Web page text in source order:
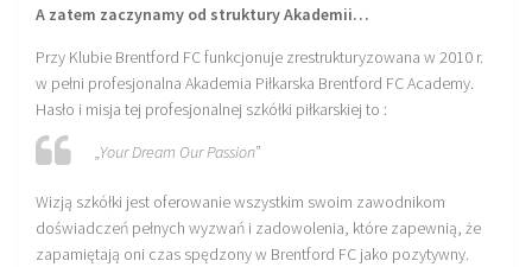
Od autorów
Kontakt
A zatem zaczynamy od struktury Akademii…
Przy Klubie Brentford FC funkcjonuje zrestrukturyzowana w 2010 r.
w pełni profesjonalna Akademia Piłkarska Brentford FC Academy.
Hasło i misja tej profesjonalnej szkółki piłkarskiej to :
„Your Dream Our Passion”
Wizją szkółki jest oferowanie wszystkim swoim zawodnikom
doświadczeń pełnych wyzwań i zadowolenia, które zapewnią, że
zapamiętają oni czas spędzony w Brentford FC jako pozytywny.